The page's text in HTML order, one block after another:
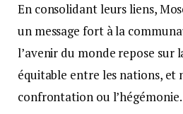
En consolidant leurs liens,
un message fort à la
l’avenir du monde repose sur
équitable entre les nations, et
confrontation ou l’hégémonie.